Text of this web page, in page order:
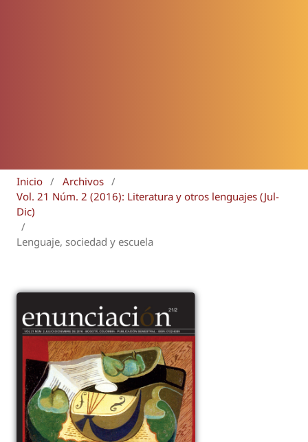
Inicio / Archivos /
Vol. 21 Núm. 2 (2016): Literatura y otros lenguajes (Jul-
Dic)
/
Lenguaje, sociedad y escuela